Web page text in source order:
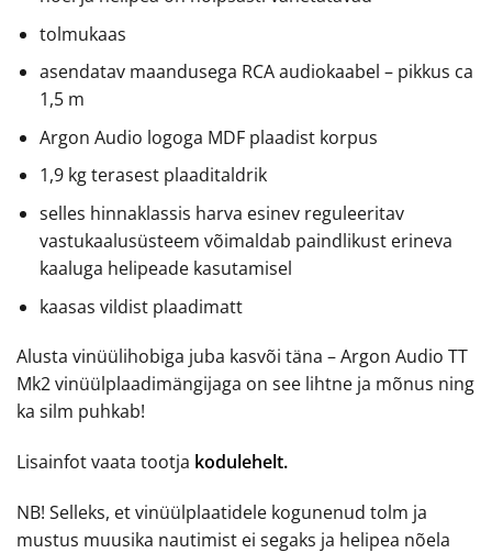
tolmukaas
asendatav maandusega RCA audiokaabel – pikkus ca
1,5 m
Argon Audio logoga MDF plaadist korpus
1,9 kg terasest plaaditaldrik
selles hinnaklassis harva esinev reguleeritav
vastukaalusüsteem võimaldab paindlikust erineva
kaaluga helipeade kasutamisel
kaasas vildist plaadimatt
Alusta vinüülihobiga juba kasvõi täna – Argon Audio TT
Mk2 vinüülplaadimängijaga on see lihtne ja mõnus ning
ka silm puhkab!
Lisainfot vaata tootja kodulehelt.
NB! Selleks, et vinüülplaatidele kogunenud tolm ja
mustus muusika nautimist ei segaks ja helipea nõela